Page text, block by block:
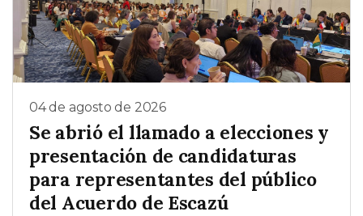
04 de agosto de 2026
Se abrió el llamado a elecciones y
presentación de candidaturas
para representantes del público
del Acuerdo de Escazú